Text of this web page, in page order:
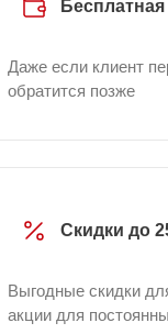
Даже если клиент
обратится позже
Скидки до
Выгодные скидки
акции для